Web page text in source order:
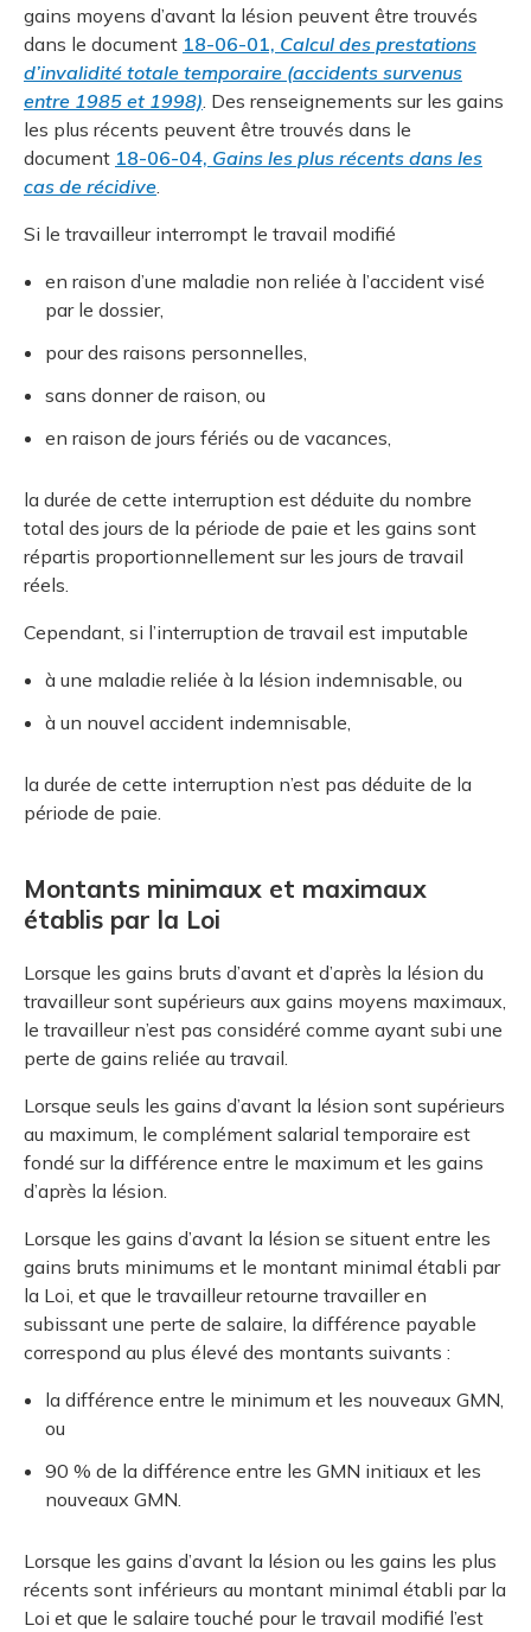
gains moyens d’avant la lésion peuvent être trouvés
dans le document 18-06-01, Calcul des prestations
d’invalidité totale temporaire (accidents survenus
entre 1985 et 1998) . Des renseignements sur les gains
les plus récents peuvent être trouvés dans le
document 18-06-04, Gains les plus récents dans les
cas de récidive
Si le travailleur interrompt le travail modifié
en raison d’une maladie non reliée à l’accident visé
par le dossier,
pour des raisons personnelles,
sans donner de raison, ou
en raison de jours fériés ou de vacances,
la durée de cette interruption est déduite du nombre
total des jours de la période de paie et les gains sont
répartis proportionnellement sur les jours de travail
réels.
Cependant, si l’interruption de travail est imputable
à une maladie reliée à la lésion indemnisable, ou
à un nouvel accident indemnisable,
la durée de cette interruption n’est pas déduite de la
période de paie.
Montants minimaux et maximaux
établis par la Loi
Lorsque les gains bruts d’avant et d’après la lésion du
travailleur sont supérieurs aux gains moyens maximaux,
le travailleur n’est pas considéré comme ayant subi une
perte de gains reliée au travail.
Lorsque seuls les gains d’avant la lésion sont supérieurs
au maximum, le complément salarial temporaire est
fondé sur la différence entre le maximum et les gains
d’après la lésion.
Lorsque les gains d’avant la lésion se situent entre les
gains bruts minimums et le montant minimal établi par
la Loi, et que le travailleur retourne travailler en
subissant une perte de salaire, la différence payable
correspond au plus élevé des montants suivants :
la différence entre le minimum et les nouveaux GMN,
ou
90 % de la différence entre les GMN initiaux et les
nouveaux GMN.
Lorsque les gains d’avant la lésion ou les gains les plus
récents sont inférieurs au montant minimal établi par la
Loi et que le salaire touché pour le travail modifié l’est